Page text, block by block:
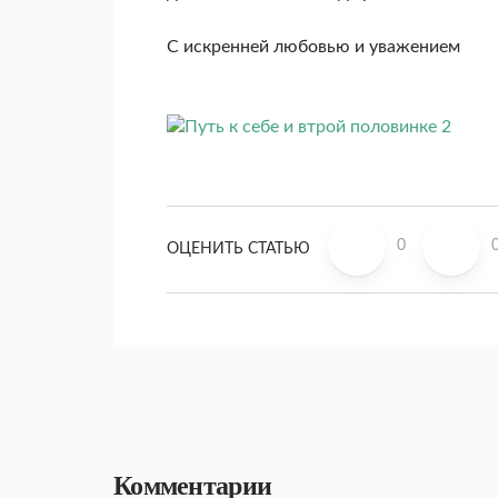
С искренней любовью и уважением
ОЦЕНИТЬ СТАТЬЮ 0
Комментарии